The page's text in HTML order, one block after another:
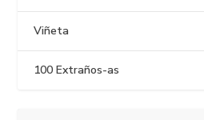
Viñeta
100 Extraños-as